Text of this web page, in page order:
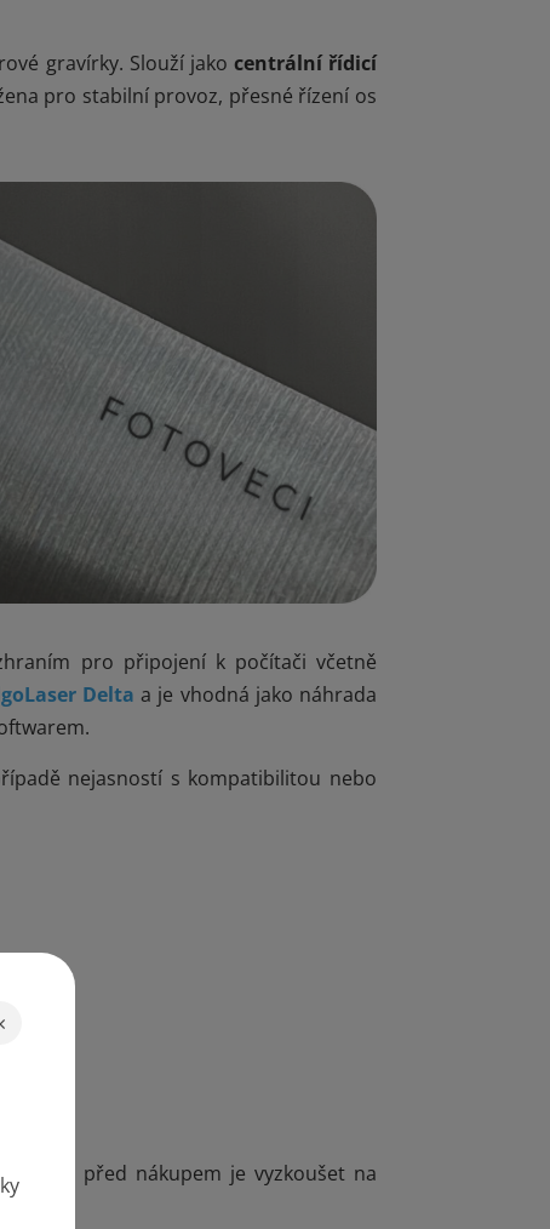
gravírky. Slouží jako centrální řídicí
pro stabilní provoz, přesné řízení os
pro připojení k počítači včetně
Delta a je vhodná jako náhrada
nejasností s kompatibilitou nebo
ještě před nákupem je vyzkoušet na